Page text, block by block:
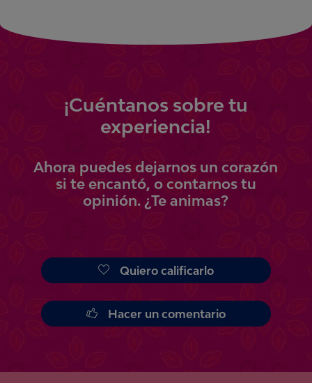
¡Cuéntanos sobre tu
experiencia!
Ahora puedes dejarnos un corazón
si te encantó, o contarnos tu
opinión. ¿Te animas?
Quiero calificarlo
Hacer un comentario